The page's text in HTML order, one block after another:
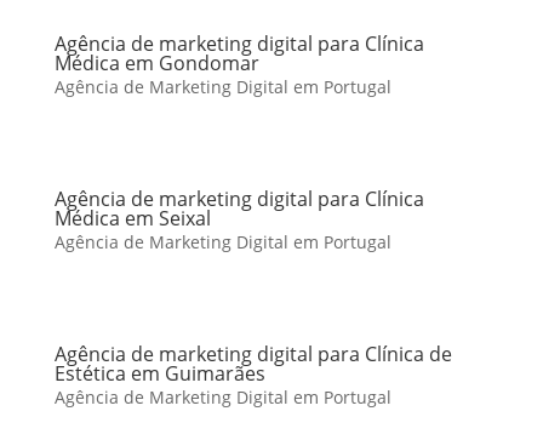
Agência de marketing digital para Clínica
Médica em Gondomar
Agência de Marketing Digital em Portugal
Agência de marketing digital para Clínica
Médica em Seixal
Agência de Marketing Digital em Portugal
Agência de marketing digital para Clínica de
Estética em Guimarães
Agência de Marketing Digital em Portugal